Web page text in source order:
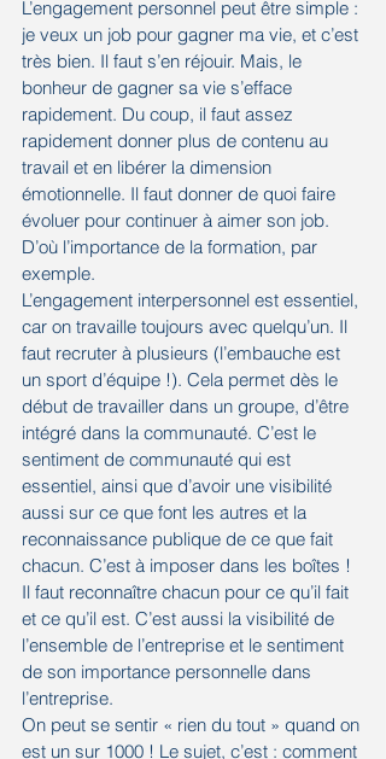
L’engagement personnel peut être simple :
je veux un job pour gagner ma vie, et c’est
très bien. Il faut s’en réjouir. Mais, le
bonheur de gagner sa vie s’efface
rapidement. Du coup, il faut assez
rapidement donner plus de contenu au
travail et en libérer la dimension
émotionnelle. Il faut donner de quoi faire
évoluer pour continuer à aimer son job.
D’où l’importance de la formation, par
exemple.
L’engagement interpersonnel est essentiel,
car on travaille toujours avec quelqu’un. Il
faut recruter à plusieurs (l’embauche est
un sport d’équipe !). Cela permet dès le
début de travailler dans un groupe, d’être
intégré dans la communauté. C’est le
sentiment de communauté qui est
essentiel, ainsi que d’avoir une visibilité
aussi sur ce que font les autres et la
reconnaissance publique de ce que fait
chacun. C’est à imposer dans les boîtes !
Il faut reconnaître chacun pour ce qu’il fait
et ce qu’il est. C’est aussi la visibilité de
l’ensemble de l’entreprise et le sentiment
de son importance personnelle dans
l’entreprise.
On peut se sentir « rien du tout » quand on
est un sur 1000 ! Le sujet, c’est : comment